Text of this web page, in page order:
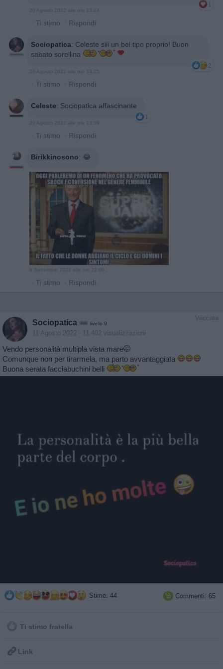
1
20 Agosto 2022 alle ore 13:24
· Ti stimo · Rispondi
Sociopatica: Celeste siii un bel tipo proprio! Buon
sabato sorellina
2
20 Agosto 2022 alle ore 13:25
· Ti stimo · Rispondi
Celeste: Sociopatica affascinante
1
20 Agosto 2022 alle ore 13:59
· Ti stimo · Rispondi
Birikkinosono: 😂
· Ti stimo · Rispondi
Vaccata
Sociopatica livello 9
11 Agosto 2022 - 11.402 visualizzazioni
Vendo personalità multipla vista mare🤭
Comunque non per tirarmela, ma parto avvantaggiata
Buona serata facciabuchini belli
Stime: 44  Commenti: 65
Ti stimo fratella
 Link